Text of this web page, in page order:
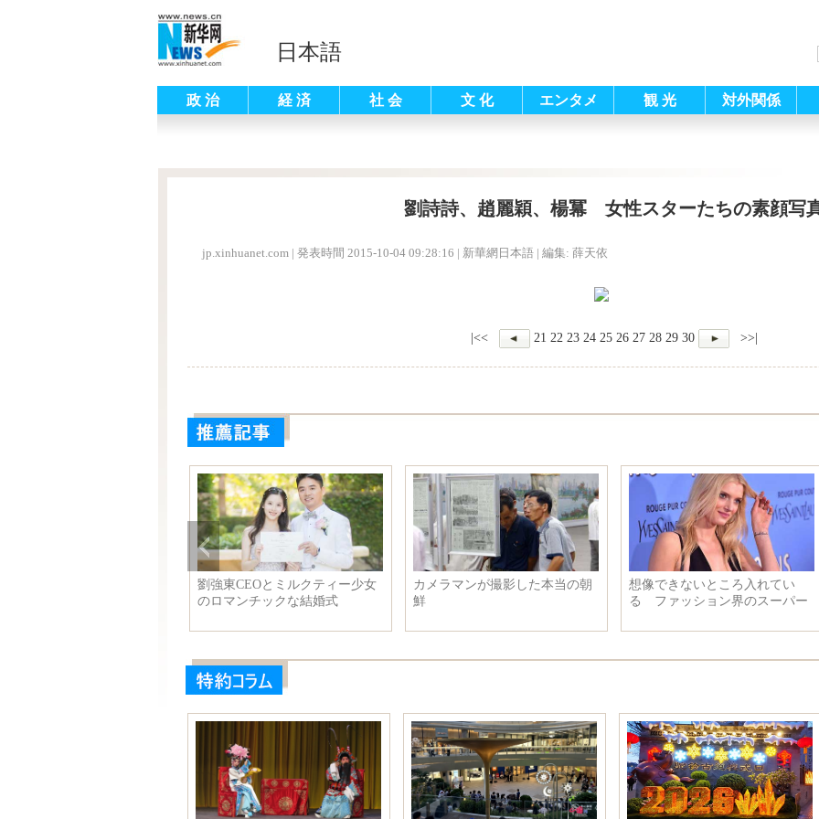
日本語
政 治 経 済 社 会 文 化 エンタメ 観 光 対外関係
劉詩詩、趙麗穎、楊冪 女性スターたちの素顔写
jp.xinhuanet.com | 発表時間 2015-10-04 09:28:16 | 新華網日本語 | 編集: 薛天依
|<< 21 22 23 24 25 26 27 28 29 30 >>|
劉強東CEOとミルクティー少女
のロマンチックな結婚式
カメラマンが撮影した本当の朝
鮮
想像できないところ入れてい
る ファッション界のスーパー